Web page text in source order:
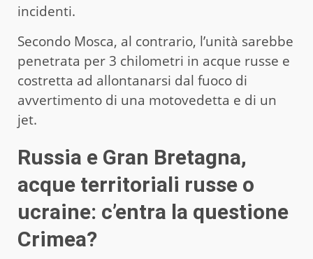
incidenti.
Secondo Mosca, al contrario, l’unità sarebbe
penetrata per 3 chilometri in acque russe e
costretta ad allontanarsi dal fuoco di
avvertimento di una motovedetta e di un
jet.
Russia e Gran Bretagna,
acque territoriali russe o
ucraine: c’entra la questione
Crimea?